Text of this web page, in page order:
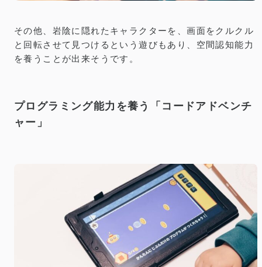
その他、岩陰に隠れたキャラクターを、画面をクルクル
と回転させて見つけるという遊びもあり、空間認知能力
を養うことが出来そうです。
プログラミング能力を養う「コードアドベンチ
ャー」